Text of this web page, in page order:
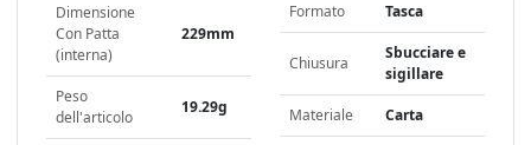
Dimensione
Con Patta
(interna)
229mm
Peso
dell'articolo
19.29g
Formato Tasca
Chiusura
Sbucciare e
sigillare
Materiale Carta